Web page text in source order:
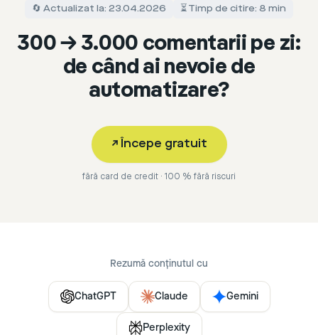
🔄 Actualizat la: 23.04.2026
⏳ Timp de citire: 8 min
300 → 3.000 comentarii pe zi:
de când ai nevoie de
automatizare?
↗ Începe gratuit
fără card de credit · 100 % fără riscuri
Rezumă conținutul cu
ChatGPT Claude Gemini
Perplexity